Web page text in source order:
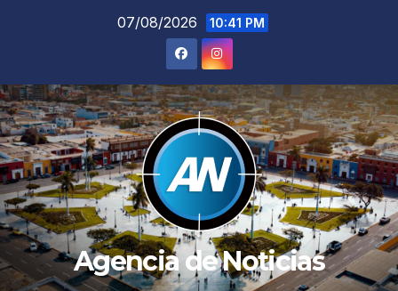
07/08/2026 10:41 PM
Agencia de Noticias